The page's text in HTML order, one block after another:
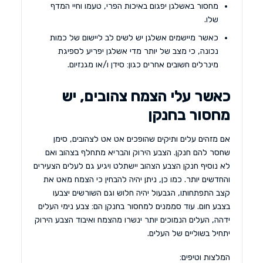
מחסור באשלגן יפגום באיכות הפרי, טעמו וחיי המדף
שלו.
כאשר מיישמים אשלגן יש לשים לב ליישום של כמות
נכונה, כי מצב של יותר מדי אשלגן יפריע לספיגת
מינרלים חשובים אחרים כגון: סידן ו/או מגנזיום.
כאשר עלי הצמח צהובים, יש
מחסור בחנקן
אם מזהים עלים ותיקים שהופכים אט אט לצהובים, סימן
שחסר להם חנקן. הצבע הירוק והבריא מתחלף בצהוב ואם
לא נוסיף חנקן הצבע הצהוב יישתלט ויגיע גם לעלים הצעירים
והחדשים יותר. כמו כן, ניתן יהיה להבחין כי הצמח מאט את
קצב התפתחותו, הגבעול יהיה חלוש וגם השורשים יצבעו
בצבע חום. עוד סממנים למחסור בחנקן הם: צבע נימי העלים
ידהה, העלים הנמוכים יותר ינשרו מהצמח ואיבוד הצבע הירוק
יתחיל בשוליים של העלים.
המלצות וטיפים: